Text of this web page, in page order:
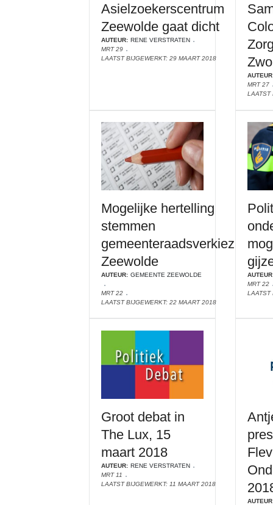
Asielzoekerscentrum
Zeewolde gaat dicht
AUTEUR: RENE VERSTRATEN
MRT 29
LAATST BIJGEWERKT: 29 MAART 2018
MRT 27
LAATST
Mogelijke hertelling
stemmen
gemeenteraadsverkiezing
Zeewolde
AUTEUR: GEMEENTE ZEEWOLDE
MRT 22
LAATST BIJGEWERKT: 22 MAART 2018
MRT 22
LAATST
Groot debat in
The Lux, 15
maart 2018
AUTEUR: RENE VERSTRATEN
MRT 11
LAATST BIJGEWERKT: 11 MAART 2018